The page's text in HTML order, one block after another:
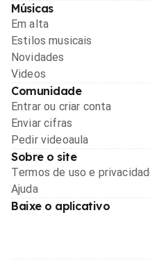
Músicas
Em alta
Estilos musicais
Novidades
Videos
Comunidade
Entrar ou criar conta
Enviar cifras
Pedir videoaula
Sobre o site
Termos de uso e
Ajuda
Baixe o aplicativo